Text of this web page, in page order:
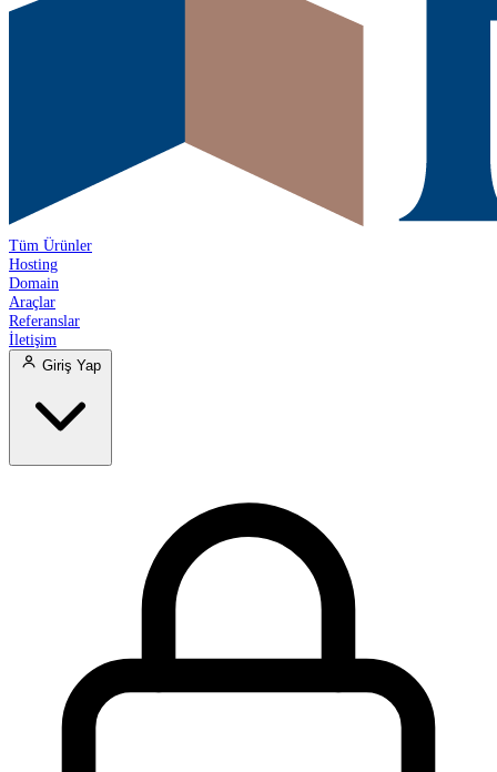
Tüm Ürünler
Hosting
Domain
Araçlar
Referanslar
İletişim
Giriş Yap